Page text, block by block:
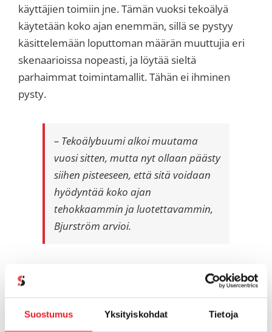
Suostumus Yksityiskohdat Tietoja
käyttäjien toimiin jne. Tämän vuoksi tekoälyä
käytetään koko ajan enemmän, sillä se pystyy
käsittelemään loputtoman määrän muuttujia eri
skenaarioissa nopeasti, ja löytää sieltä
parhaimmat toimintamallit. Tähän ei ihminen
pysty.
– Tekoälybuumi alkoi muutama
vuosi sitten, mutta nyt ollaan päästy
siihen pisteeseen, että sitä voidaan
hyödyntää koko ajan
tehokkaammin ja luotettavammin,
Bjurström arvioi.
Tulevaisuudessa analysointiohjelma ei vain kerro,
mitä markkinointitoimia sinun tulisi tehdä, vaan
Näin alan ammattilaiset voivat keskittyä